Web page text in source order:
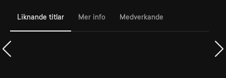
Liknande titlar Mer info Medverkande